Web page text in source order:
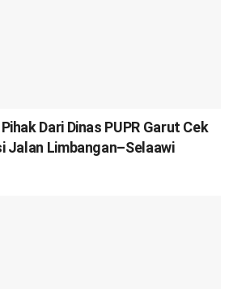
Dari Dinas PUPR Garut Cek
Jalan Limbangan–Selaawi